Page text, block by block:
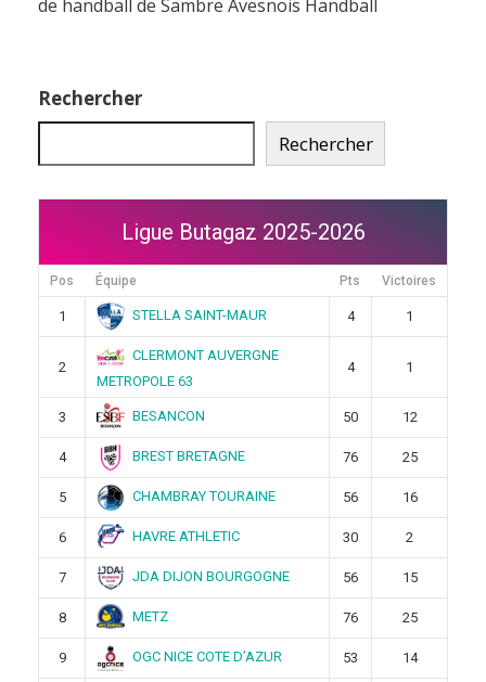
de handball de Sambre Avesnois Handball
Rechercher
Rechercher
Ligue Butagaz 2025-2026
Pos Équipe Pts Victoires
1 STELLA SAINT-MAUR 4 1
2
CLERMONT AUVERGNE
METROPOLE 63
4 1
3 BESANCON 50 12
4 BREST BRETAGNE 76 25
5 CHAMBRAY TOURAINE 56 16
6 HAVRE ATHLETIC 30 2
7 JDA DIJON BOURGOGNE 56 15
8 METZ 76 25
9 OGC NICE COTE D’AZUR 53 14